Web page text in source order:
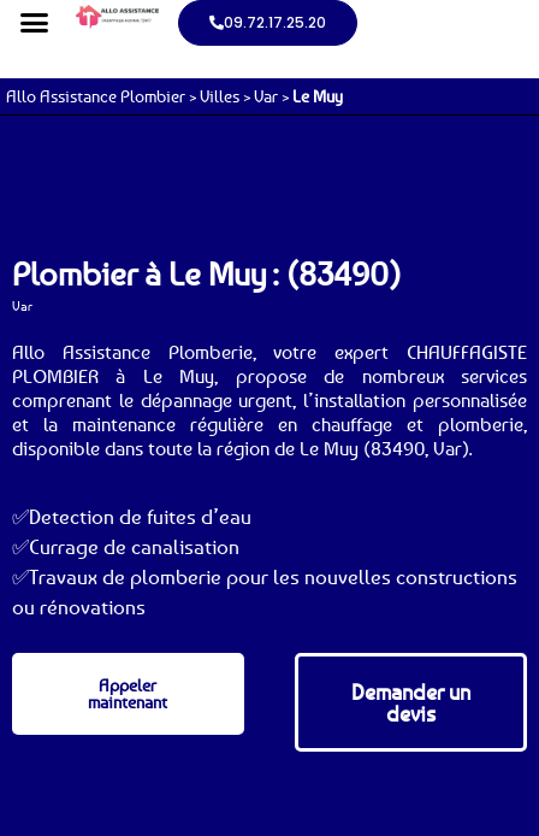
09.72.17.25.20
Allo Assistance Plombier >Villes >Var > Le Muy
Plombier à Le Muy : (83490)
Var
Allo Assistance Plomberie, votre expert CHAUFFAGISTE
PLOMBIER à Le Muy, propose de nombreux services
comprenant le dépannage urgent, l’installation personnalisée
et la maintenance régulière en chauffage et plomberie,
disponible dans toute la région de Le Muy (83490, Var).
✅Detection de fuites d’eau
✅Currage de canalisation
✅Travaux de plomberie pour les nouvelles constructions
ou rénovations
Appeler
maintenant
Demander un
devis